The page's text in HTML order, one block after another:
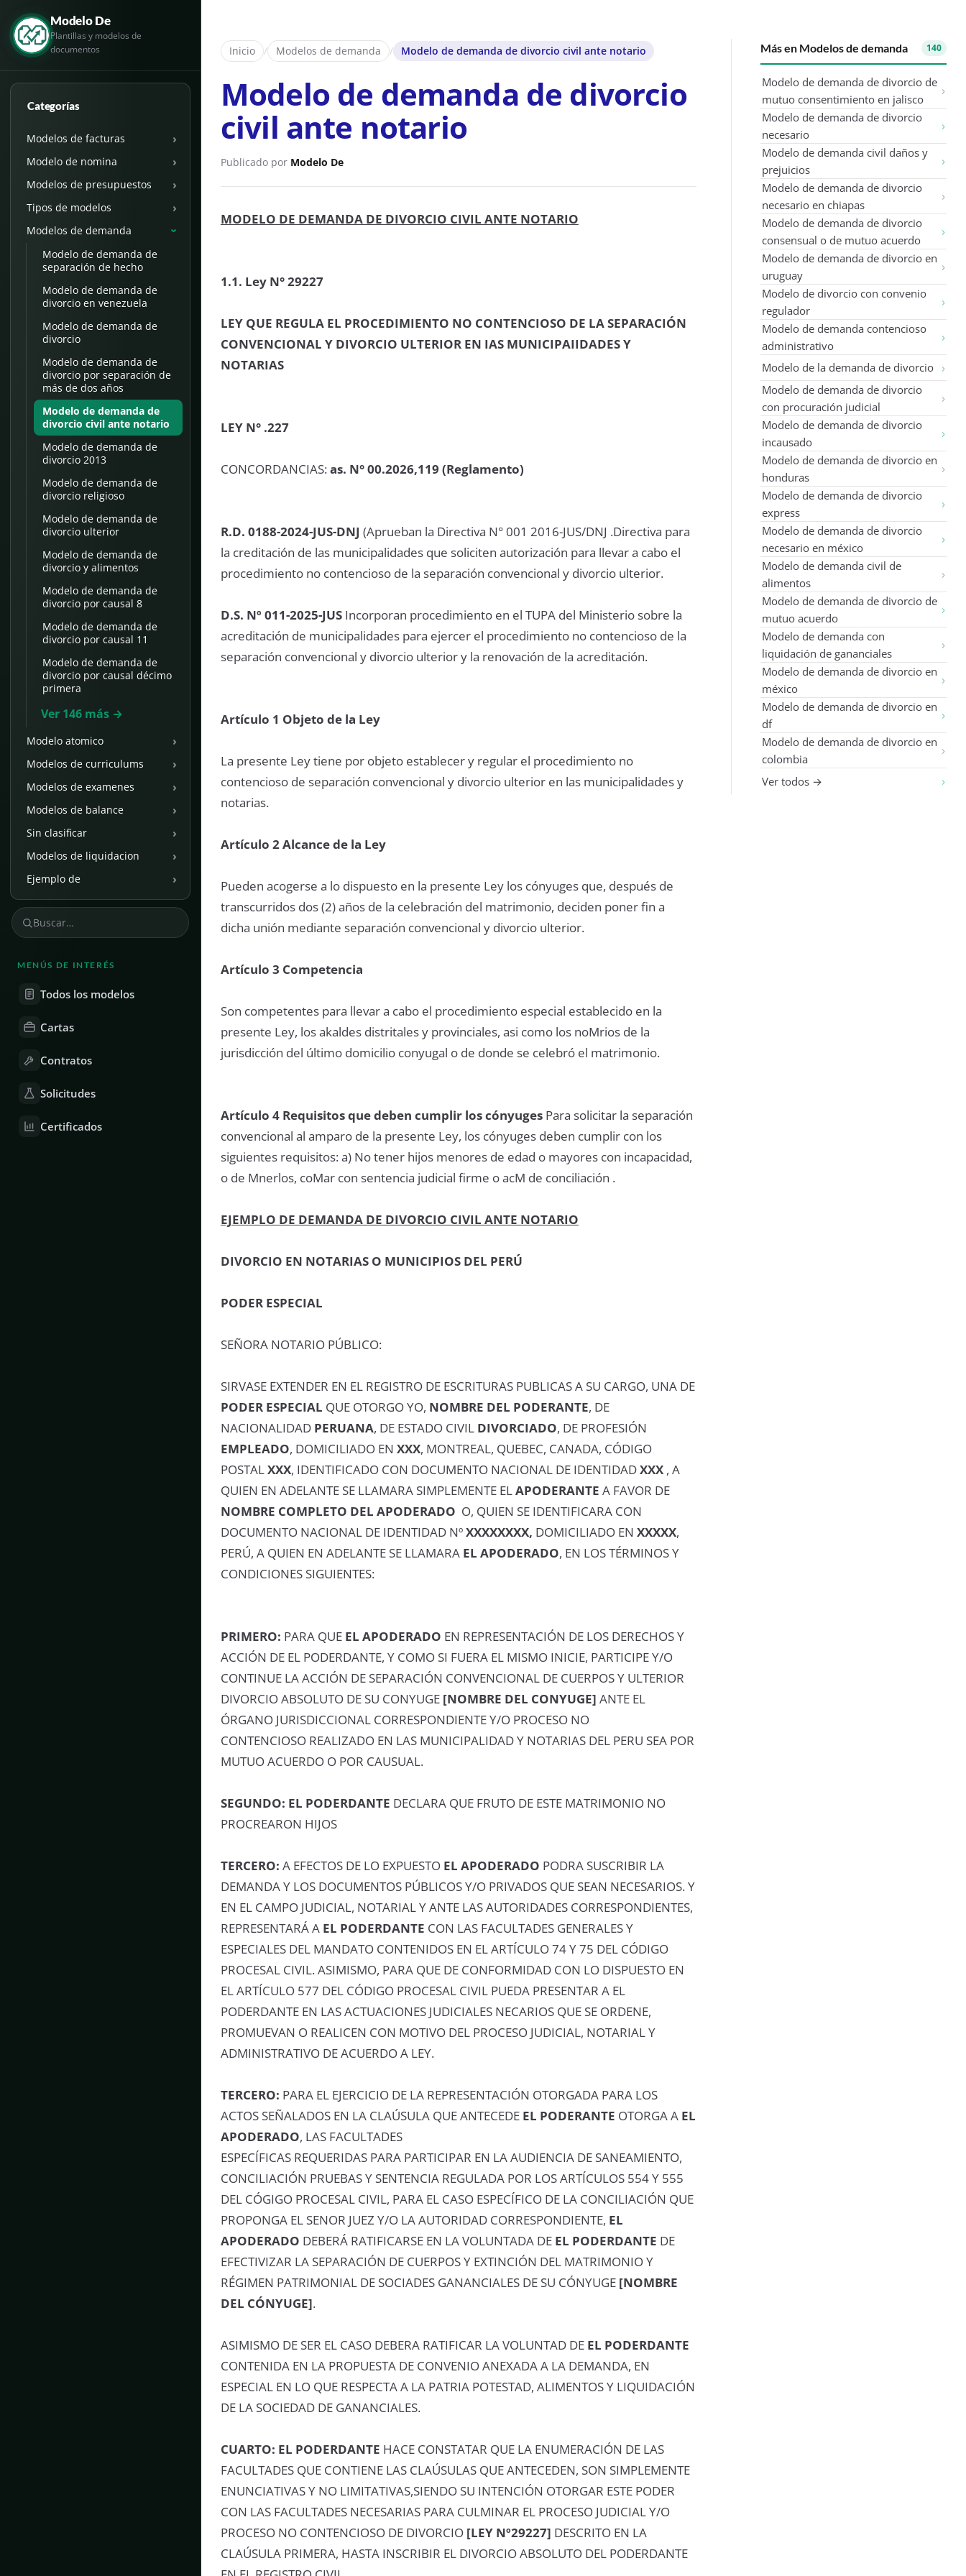
Modelo De
Plantillas y modelos de
documentos
Categorías
Modelos de facturas ›
Modelo de nomina ›
Modelos de presupuestos ›
Tipos de modelos ›
Modelos de demanda ›
Modelo de demanda de
separación de hecho
Modelo de demanda de
divorcio en venezuela
Modelo de demanda de
divorcio
Modelo de demanda de
divorcio por separación de
más de dos años
Modelo de demanda de
divorcio civil ante notario
Modelo de demanda de
divorcio 2013
Modelo de demanda de
divorcio religioso
Modelo de demanda de
divorcio ulterior
Modelo de demanda de
divorcio y alimentos
Modelo de demanda de
divorcio por causal 8
Modelo de demanda de
divorcio por causal 11
Modelo de demanda de
divorcio por causal décimo
primera
Ver 146 más →
Modelo atomico ›
Modelos de curriculums ›
Modelos de examenes ›
Modelos de balance ›
Sin clasificar ›
Modelos de liquidacion ›
Ejemplo de ›
MENÚS DE INTERÉS
Todos los modelos
Cartas
Contratos
Solicitudes
Certificados
Inicio / Modelos de demanda / Modelo de demanda de divorcio civil ante notario
Modelo de demanda de divorcio
civil ante notario
Publicado por Modelo De
MODELO DE DEMANDA DE DIVORCIO CIVIL ANTE NOTARIO
1.1. Ley N° 29227
LEY QUE REGULA EL PROCEDIMIENTO NO CONTENCIOSO DE LA SEPARACIÓN
CONVENCIONAL Y DIVORCIO ULTERIOR EN IAS MUNICIPAIIDADES Y
NOTARIAS
LEY N° .227
CONCORDANCIAS:as. N° 00.2026,119 (Reglamento)
R.D. 0188-2024-JUS-DNJ (Aprueban la Directiva N° 001 2016-JUS/DNJ .Directiva para
la creditación de las municipalidades que soliciten autorización para llevar a cabo el
procedimiento no contencioso de la separación convencional y divorcio ulterior.
D.S. Nº 011-2025-JUSIncorporan procedimiento en el TUPA del Ministerio sobre la
acreditación de municipalidades para ejercer el procedimiento no contencioso de la
separación convencional y divorcio ulterior y la renovación de la acreditación.
Artículo 1 Objeto de la Ley
La presente Ley tiene por objeto establecer y regular el procedimiento no
contencioso de separación convencional y divorcio ulterior en las municipalidades y
notarias.
Artículo 2 Alcance de la Ley
Pueden acogerse a lo dispuesto en la presente Ley los cónyuges que, después de
transcurridos dos (2) años de la celebración del matrimonio, deciden poner fin a
dicha unión mediante separación convencional y divorcio ulterior.
Artículo 3 Competencia
Son competentes para llevar a cabo el procedimiento especial establecido en la
presente Ley, los akaldes distritales y provinciales, asi como los noMrios de la
jurisdicción del último domicilio conyugal o de donde se celebró el matrimonio.
Artículo 4 Requisitos que deben cumplir los cónyugesPara solicitar la separación
convencional al amparo de la presente Ley, los cónyuges deben cumplir con los
siguientes requisitos: a) No tener hijos menores de edad o mayores con incapacidad,
o de Mnerlos, coMar con sentencia judicial firme o acM de conciliación .
EJEMPLO DE DEMANDA DE DIVORCIO CIVIL ANTE NOTARIO
DIVORCIO EN NOTARIAS O MUNICIPIOS DEL PERÚ
PODER ESPECIAL
SEÑORA NOTARIO PÚBLICO:
SIRVASE EXTENDER EN EL REGISTRO DE ESCRITURAS PUBLICAS A SU CARGO, UNA DE
PODER ESPECIAL QUE OTORGO YO, NOMBRE DEL PODERANTE, DE
NACIONALIDAD PERUANA, DE ESTADO CIVIL DIVORCIADO, DE PROFESIÓN
EMPLEADO, DOMICILIADO EN XXX, MONTREAL, QUEBEC, CANADA, CÓDIGO
POSTALXXX, IDENTIFICADO CON DOCUMENTO NACIONAL DE IDENTIDADXXX, A
QUIEN EN ADELANTE SE LLAMARA SIMPLEMENTE ELAPODERANTE A FAVOR DE
NOMBRE COMPLETO DEL APODERADO O, QUIEN SE IDENTIFICARA CON
DOCUMENTO NACIONAL DE IDENTIDAD NºXXXXXXXX, DOMICILIADO EN XXXXX,
PERÚ, A QUIEN EN ADELANTE SE LLAMARAEL APODERADO, EN LOS TÉRMINOS Y
CONDICIONES SIGUIENTES:
PRIMERO: PARA QUE EL APODERADO EN REPRESENTACIÓN DE LOS DERECHOS Y
ACCIÓN DE EL PODERDANTE, Y COMO SI FUERA EL MISMO INICIE, PARTICIPE Y/O
CONTINUE LA ACCIÓN DE SEPARACIÓN CONVENCIONAL DE CUERPOS Y ULTERIOR
DIVORCIO ABSOLUTO DE SU CONYUGE[NOMBRE DEL CONYUGE] ANTE EL
ÓRGANO JURISDICCIONAL CORRESPONDIENTE Y/O PROCESO NO
CONTENCIOSO REALIZADO EN LAS MUNICIPALIDAD Y NOTARIAS DEL PERU SEA POR
MUTUO ACUERDO O POR CAUSUAL.
SEGUNDO: EL PODERDANTE DECLARA QUE FRUTO DE ESTE MATRIMONIO NO
PROCREARON HIJOS
TERCERO: A EFECTOS DE LO EXPUESTO EL APODERADO PODRA SUSCRIBIR LA
DEMANDA Y LOS DOCUMENTOS PÚBLICOS Y/O PRIVADOS QUE SEAN NECESARIOS. Y
EN EL CAMPO JUDICIAL, NOTARIAL Y ANTE LAS AUTORIDADES CORRESPONDIENTES,
REPRESENTARÁ A EL PODERDANTE CON LAS FACULTADES GENERALES Y
ESPECIALES DEL MANDATO CONTENIDOS EN EL ARTÍCULO 74 Y 75 DEL CÓDIGO
PROCESAL CIVIL. ASIMISMO, PARA QUE DE CONFORMIDAD CON LO DISPUESTO EN
EL ARTÍCULO 577 DEL CÓDIGO PROCESAL CIVIL PUEDA PRESENTAR A EL
PODERDANTE EN LAS ACTUACIONES JUDICIALES NECARIOS QUE SE ORDENE,
PROMUEVAN O REALICEN CON MOTIVO DEL PROCESO JUDICIAL, NOTARIAL Y
ADMINISTRATIVO DE ACUERDO A LEY.
TERCERO: PARA EL EJERCICIO DE LA REPRESENTACIÓN OTORGADA PARA LOS
ACTOS SEÑALADOS EN LA CLAÚSULA QUE ANTECEDEEL PODERANTE OTORGA A EL
APODERADO, LAS FACULTADES
ESPECÍFICAS REQUERIDAS PARA PARTICIPAR EN LA AUDIENCIA DE SANEAMIENTO,
CONCILIACIÓN PRUEBAS Y SENTENCIA REGULADA POR LOS ARTÍCULOS 554 Y 555
DEL CÓGIGO PROCESAL CIVIL, PARA EL CASO ESPECÍFICO DE LA CONCILIACIÓN QUE
PROPONGA EL SENOR JUEZ Y/O LA AUTORIDAD CORRESPONDIENTE, EL
APODERADO DEBERÁ RATIFICARSE EN LA VOLUNTADA DE EL PODERDANTE DE
EFECTIVIZAR LA SEPARACIÓN DE CUERPOS Y EXTINCIÓN DEL MATRIMONIO Y
RÉGIMEN PATRIMONIAL DE SOCIADES GANANCIALES DE SU CÓNYUGE [NOMBRE
DEL CÓNYUGE].
ASIMISMO DE SER EL CASO DEBERA RATIFICAR LA VOLUNTAD DE EL PODERDANTE
CONTENIDA EN LA PROPUESTA DE CONVENIO ANEXADA A LA DEMANDA, EN
ESPECIAL EN LO QUE RESPECTA A LA PATRIA POTESTAD, ALIMENTOS Y LIQUIDACIÓN
DE LA SOCIEDAD DE GANANCIALES.
CUARTO: EL PODERDANTE HACE CONSTATAR QUE LA ENUMERACIÓN DE LAS
FACULTADES QUE CONTIENE LAS CLAÚSULAS QUE ANTECEDEN, SON SIMPLEMENTE
ENUNCIATIVAS Y NO LIMITATIVAS,SIENDO SU INTENCIÓN OTORGAR ESTE PODER
CON LAS FACULTADES NECESARIAS PARA CULMINAR EL PROCESO JUDICIAL Y/O
PROCESO NO CONTENCIOSO DE DIVORCIO [LEY Nº29227] DESCRITO EN LA
CLAÚSULA PRIMERA, HASTA INSCRIBIR EL DIVORCIO ABSOLUTO DEL PODERDANTE
Más en Modelos de demanda 140
Modelo de demanda de divorcio de
mutuo consentimiento en jalisco
Modelo de demanda de divorcio
necesario
Modelo de demanda civil daños y
prejuicios
Modelo de demanda de divorcio
necesario en chiapas
Modelo de demanda de divorcio
consensual o de mutuo acuerdo
Modelo de demanda de divorcio en
uruguay
Modelo de divorcio con convenio
regulador
Modelo de demanda contencioso
administrativo
Modelo de la demanda de divorcio
Modelo de demanda de divorcio
con procuración judicial
Modelo de demanda de divorcio
incausado
Modelo de demanda de divorcio en
honduras
Modelo de demanda de divorcio
express
Modelo de demanda de divorcio
necesario en méxico
Modelo de demanda civil de
alimentos
Modelo de demanda de divorcio de
mutuo acuerdo
Modelo de demanda con
liquidación de gananciales
Modelo de demanda de divorcio en
méxico
Modelo de demanda de divorcio en
df
Modelo de demanda de divorcio en
colombia
Ver todos →